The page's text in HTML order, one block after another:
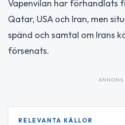
Vapenvilan har förhandlats
Qatar, USA och Iran, men
spänd och samtal om Irans
försenats.
ANNONS
RELEVANTA KÄLLOR